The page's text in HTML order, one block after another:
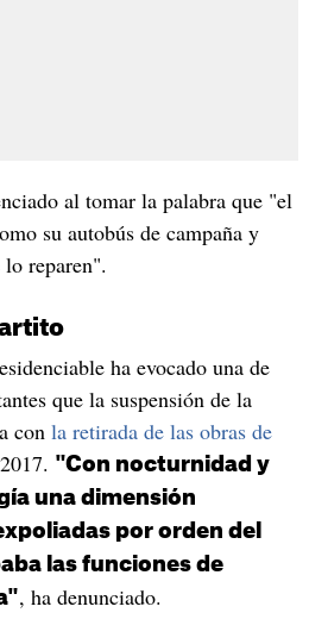
al tomar la palabra que "el
su autobús de campaña y
reparen".
ha evocado una de
que la suspensión de la
con la retirada de las obras de
"Con nocturnidad y
una dimensión
por orden del
las funciones de
, ha denunciado.